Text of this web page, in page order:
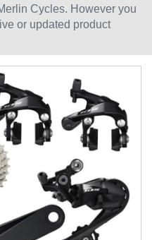
Cycles. However you
or updated product